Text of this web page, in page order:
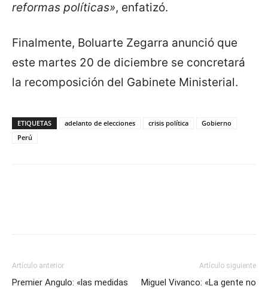
reformas políticas», enfatizó.
Finalmente, Boluarte Zegarra anunció que
este martes 20 de diciembre se concretará
la recomposición del Gabinete Ministerial.
ETIQUETAS adelanto de elecciones crisis política
Gobierno
Perú
Artículo anterior
Premier Angulo: «las medidas
Artículo siguiente
Miguel Vivanco: «La gente no